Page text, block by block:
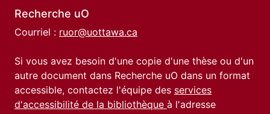
Recherche uO
Courriel : ruor@uottawa.ca
Si vous avez besoin d'une copie d'une thèse ou d'un
autre document dans Recherche uO dans un format
accessible, contactez l'équipe des services
d'accessibilité de la bibliothèque à l'adresse